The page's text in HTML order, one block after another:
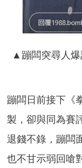
▲蹦闆突尋人爆
蹦闆日前接下《
製，卻與同為賽
退錢不錄，蹦闆
也不甘示弱回嗆